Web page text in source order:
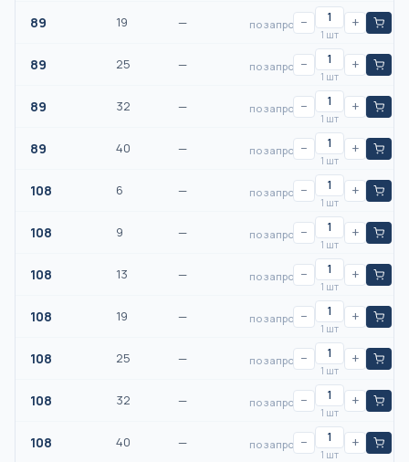
89 19 — по запросу−
1 шт
+
89 25 — по запросу−
1 шт
+
89 32 — по запросу−
1 шт
+
89 40 — по запросу−
1 шт
+
108 6 — по запросу−
1 шт
+
108 9 — по запросу−
1 шт
+
108 13 — по запросу−
1 шт
+
108 19 — по запросу−
1 шт
+
108 25 — по запросу−
1 шт
+
108 32 — по запросу−
1 шт
+
108 40 — по запросу−
1 шт
+